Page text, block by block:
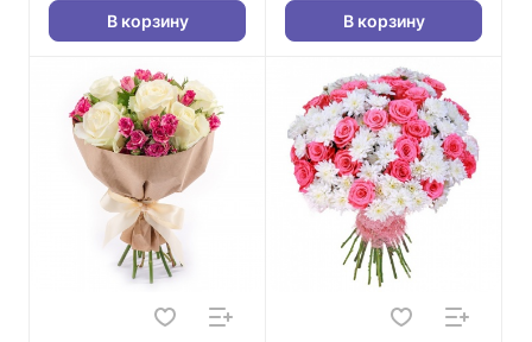
В корзину В корзину